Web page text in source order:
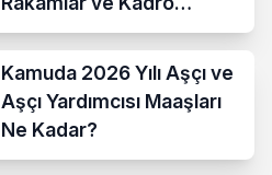
Karşılaştırması
Kamuda 2026 Yılı Aşçı ve
Aşçı Yardımcısı Maaşları
Ne Kadar?